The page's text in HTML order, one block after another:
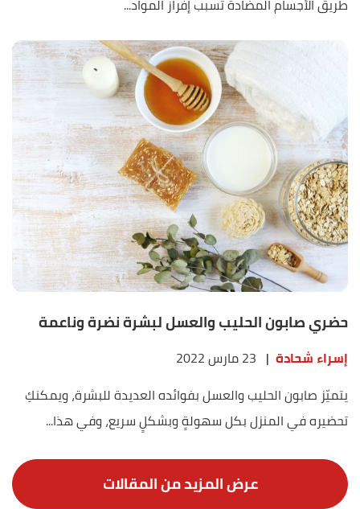
حضري صابون الحليب والعسل لبشرة نضرة وناعمة
إسراء شحادة | 23 مارس 2022
يتميّز صابون الحليب والعسل بفوائده العديدة للبشرة، ويمكنكِ
تحضيره في المنزل بكل سهولةٍ وبشكلٍ سريع، وفي هذا...